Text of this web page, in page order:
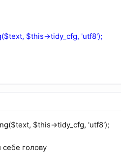
$this->tidy_cfg, 'utf8');
$this->tidy_cfg, 'utf8');
себе голову